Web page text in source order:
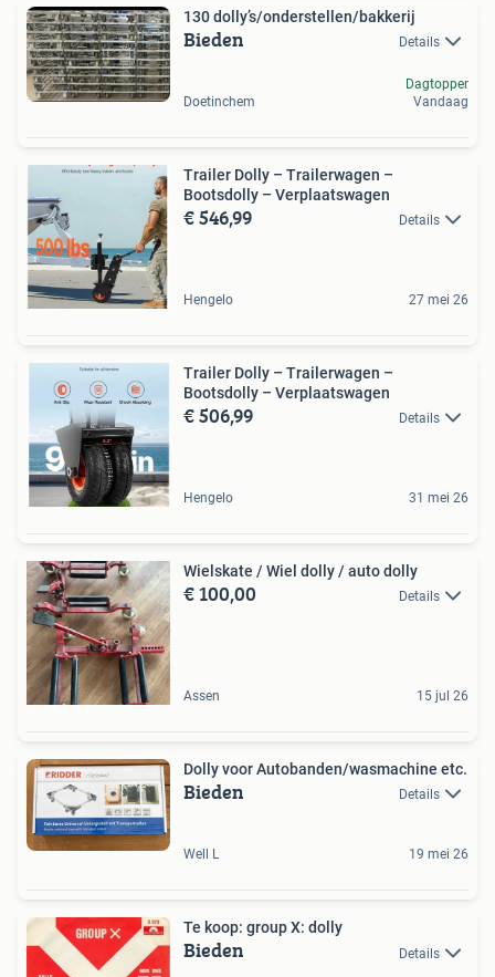
130 dolly’s/onderstellen/bakkerij
Bieden Details
Doetinchem
Dagtopper
Vandaag
Trailer Dolly – Trailerwagen –
Bootsdolly – Verplaatswagen
€ 546,99 Details
Hengelo 27 mei 26
Trailer Dolly – Trailerwagen –
Bootsdolly – Verplaatswagen
€ 506,99 Details
Hengelo 31 mei 26
Wielskate / Wiel dolly / auto dolly
€ 100,00 Details
Assen 15 jul 26
Dolly voor Autobanden/wasmachine etc.
Bieden Details
Well L 19 mei 26
Te koop: group X: dolly
Bieden Details